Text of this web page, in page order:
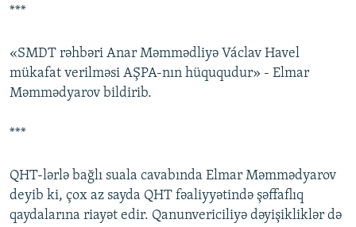
***
«SMDT rəhbəri Anar Məmmədliyə Václav Havel
mükafat verilməsi AŞPA-nın hüququdur» - Elmar
Məmmədyarov bildirib.
***
QHT-lərlə bağlı suala cavabında Elmar Məmmədyarov
deyib ki, çox az sayda QHT fəaliyyətində şəffaflıq
qaydalarına riayət edir. Qanunvericiliyə dəyişikliklər də